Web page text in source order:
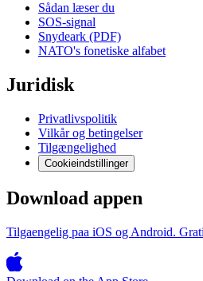
Sådan læser du
SOS-signal
Snydeark (PDF)
NATO's fonetiske alfabet
Juridisk
Privatlivspolitik
Vilkår og betingelser
Tilgængelighed
Cookieindstillinger
Download appen
Tilgaengelig paa iOS og Android.